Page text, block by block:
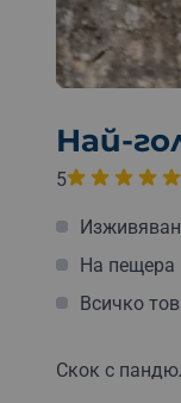
Най-
5
На пещера
Всичко
Скок с